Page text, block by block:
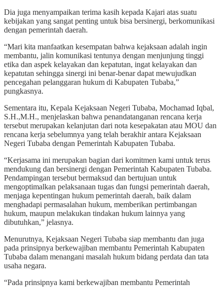
Dia juga menyampaikan terima kasih kepada Kajari atas suatu
kebijakan yang sangat penting untuk bisa bersinergi, berkomunikasi
dengan pemerintah daerah.
“Mari kita manfaatkan kesempatan bahwa kejaksaan adalah ingin
membantu, jalin komunikasi tentunya dengan menjunjung tinggi
etika dan aspek kelayakan dan kepatutan, ingat kelayakan dan
kepatutan sehingga sinergi ini benar-benar dapat mewujudkan
pencegahan pelanggaran hukum di Kabupaten Tubaba,”
pungkasnya.
Sementara itu, Kepala Kejaksaan Negeri Tubaba, Mochamad Iqbal,
S.H.,M.H., menjelaskan bahwa penandatanganan rencana kerja
tersebut merupakan kelanjutan dari nota kesepakatan atau MOU dan
rencana kerja sebelumnya yang telah berakhir antara Kejaksaan
Negeri Tubaba dengan Pemerintah Kabupaten Tubaba.
“Kerjasama ini merupakan bagian dari komitmen kami untuk terus
mendukung dan bersinergi dengan Pemerintah Kabupaten Tubaba.
Pendampingan tersebut bermaksud dan bertujuan untuk
mengoptimalkan pelaksanaan tugas dan fungsi pemerintah daerah,
menjaga kepentingan hukum pemerintah daerah, baik dalam
menghadapi permasalahan hukum, memberikan pertimbangan
hukum, maupun melakukan tindakan hukum lainnya yang
dibutuhkan,” jelasnya.
Menurutnya, Kejaksaan Negeri Tubaba siap membantu dan juga
pada prinsipnya berkewajiban membantu Pemerintah Kabupaten
Tubaba dalam menangani masalah hukum bidang perdata dan tata
usaha negara.
“Pada prinsipnya kami berkewajiban membantu Pemerintah